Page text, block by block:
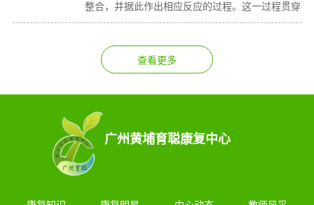
整合，并据此作出相应反应的过程。这一过程贯穿
孩子成长始终，是孩子认识环境、参与活动、建立
广州黄埔育聪康复中心